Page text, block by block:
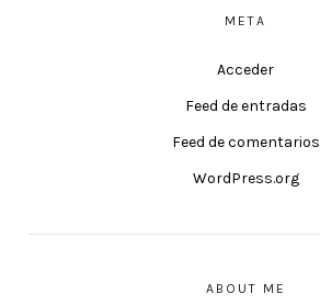
META
Acceder
Feed de entradas
Feed de comentarios
WordPress.org
ABOUT ME